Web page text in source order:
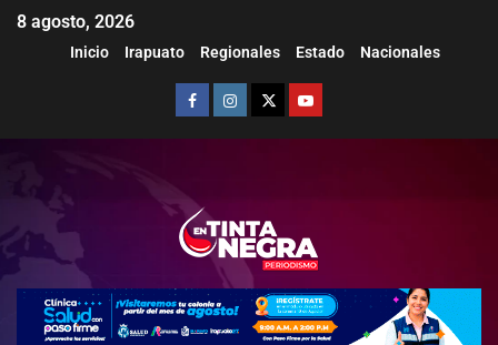
8 agosto, 2026
Inicio Irapuato Regionales Estado Nacionales